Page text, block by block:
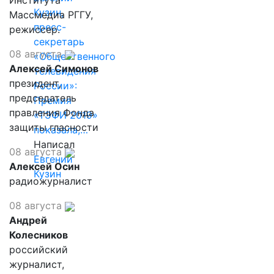
Кузин,
пресс-
секретарь
«Общественного
телевидения
России»:
Премия
«ТЭФИ 2019»
показала,…
Написал
Евгений
Кузин
Массмедиа РГГУ,
режиссер.
08 августа
Алексей Симонов
президент,
председатель
правления Фонда
защиты гласности
08 августа
Алексей Осин
радиожурналист
08 августа
Андрей
Колесников
российский
журналист,